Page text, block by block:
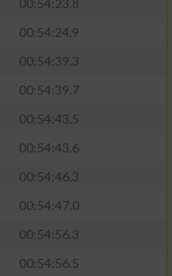
00:54:23.8
00:54:24.9
00:54:39.3
00:54:39.7
00:54:43.5
00:54:43.6
00:54:46.3
00:54:47.0
00:54:56.3
00:54:56.5
Auswahl